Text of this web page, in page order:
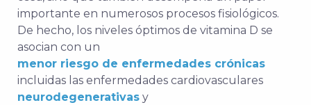
importante en numerosos procesos fisiológicos.
De hecho, los niveles óptimos de vitamina D se
asocian con un
menor riesgo de enfermedades crónicas
incluidas las enfermedades cardiovasculares
neurodegenerativas y